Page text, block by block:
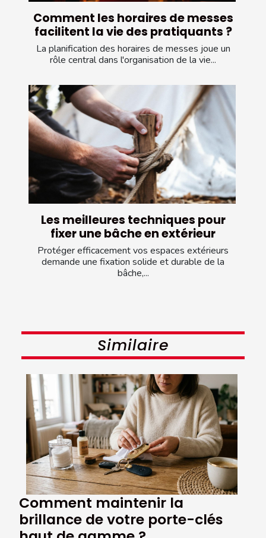
Comment les horaires de messes
facilitent la vie des pratiquants ?
La planification des horaires de messes joue un
rôle central dans l'organisation de la vie...
Les meilleures techniques pour
fixer une bâche en extérieur
Protéger efficacement vos espaces extérieurs
demande une fixation solide et durable de la
bâche,...
Similaire
Comment maintenir la
brillance de votre porte-clés